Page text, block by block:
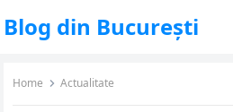
Blog din București
Home Actualitate